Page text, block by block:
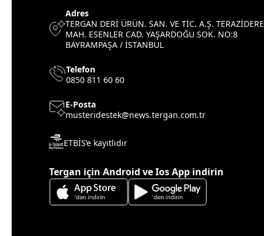
Adres
TERGAN DERİ ÜRÜN. SAN. VE TİC. A.Ş. TERAZİDERE
MAH. ESENLER CAD. YAŞARDOĞU SOK. NO:8
BAYRAMPAŞA / İSTANBUL
Telefon
0850 811 60 60
E-Posta
musteridestek@news.tergan.com.tr
ETBİS’e kayıtlıdır
Tergan için Android ve Ios App indirin